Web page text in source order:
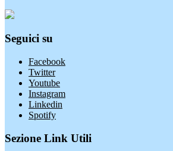
Seguici su
Facebook
Twitter
Youtube
Instagram
Linkedin
Spotify
Sezione Link Utili